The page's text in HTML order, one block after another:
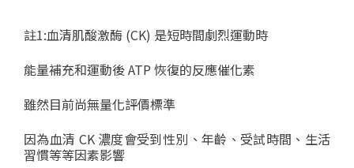
註1:血清肌酸激酶 (CK) 是短時間劇烈運動時
能量補充和運動後 ATP 恢復的反應催化素
雖然目前尚無量化評價標準
因為血清 CK 濃度會受到性別、年齡、受試時間、生活
習慣等等因素影響